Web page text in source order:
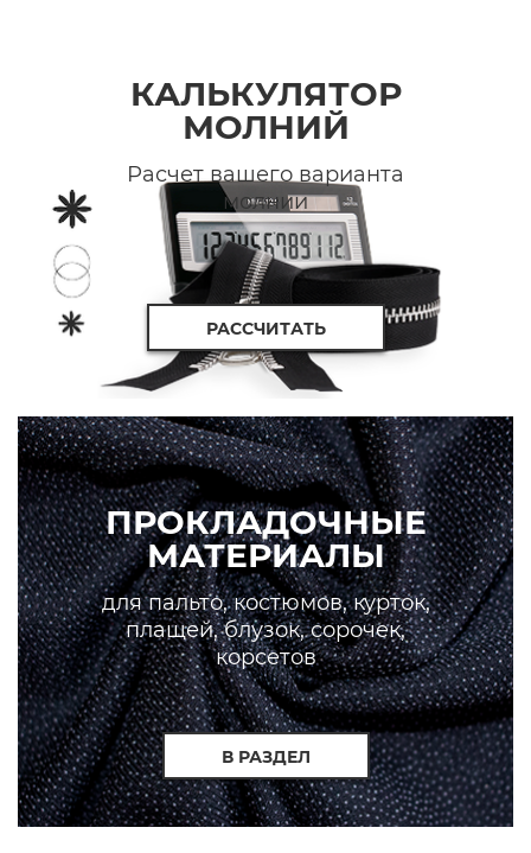
КАЛЬКУЛЯТОР
МОЛНИЙ
Расчет вашего варианта
молнии
РАССЧИТАТЬ
ПРОКЛАДОЧНЫЕ
МАТЕРИАЛЫ
для пальто, костюмов, курток,
плащей, блузок, сорочек,
корсетов
В РАЗДЕЛ